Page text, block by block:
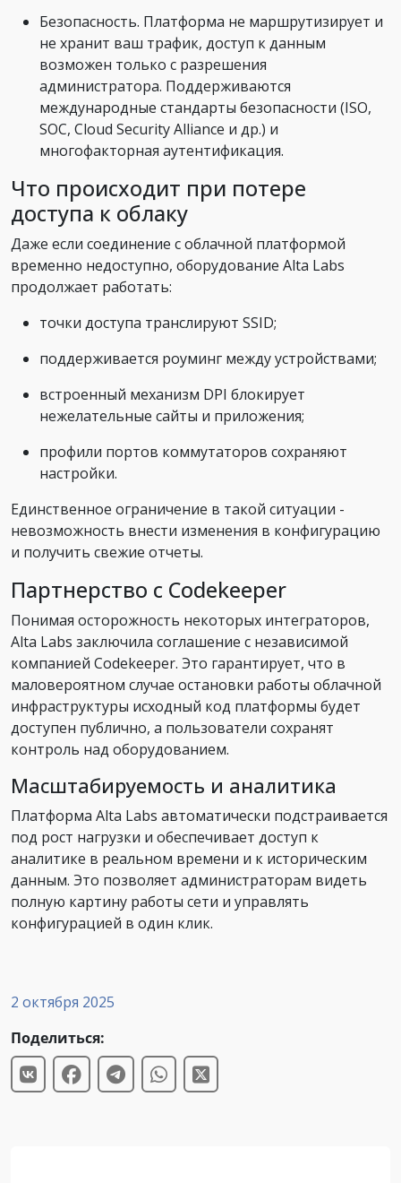
2 октября 2025
Поделиться:
Безопасность. Платформа не маршрутизирует и
не хранит ваш трафик, доступ к данным
возможен только с разрешения
администратора. Поддерживаются
международные стандарты безопасности (ISO,
SOC, Cloud Security Alliance и др.) и
многофакторная аутентификация.
Что происходит при потере
доступа к облаку
Даже если соединение с облачной платформой
временно недоступно, оборудование Alta Labs
продолжает работать:
точки доступа транслируют SSID;
поддерживается роуминг между устройствами;
встроенный механизм DPI блокирует
нежелательные сайты и приложения;
профили портов коммутаторов сохраняют
настройки.
Единственное ограничение в такой ситуации -
невозможность внести изменения в конфигурацию
и получить свежие отчеты.
Партнерство с Codekeeper
Понимая осторожность некоторых интеграторов,
Alta Labs заключила соглашение с независимой
компанией Codekeeper. Это гарантирует, что в
маловероятном случае остановки работы облачной
инфраструктуры исходный код платформы будет
доступен публично, а пользователи сохранят
контроль над оборудованием.
Масштабируемость и аналитика
Платформа Alta Labs автоматически подстраивается
под рост нагрузки и обеспечивает доступ к
аналитике в реальном времени и к историческим
данным. Это позволяет администраторам видеть
полную картину работы сети и управлять
конфигурацией в один клик.